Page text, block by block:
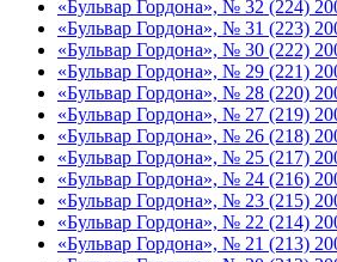
«Бульвар Гордона», № 32 (224)
«Бульвар Гордона», № 31 (223)
«Бульвар Гордона», № 30 (222)
«Бульвар Гордона», № 29 (221)
«Бульвар Гордона», № 28 (220)
«Бульвар Гордона», № 27 (219)
«Бульвар Гордона», № 26 (218)
«Бульвар Гордона», № 25 (217)
«Бульвар Гордона», № 24 (216)
«Бульвар Гордона», № 23 (215)
«Бульвар Гордона», № 22 (214)
«Бульвар Гордона», № 21 (213)